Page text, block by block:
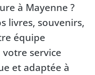
à Mayenne ?
livres, souvenirs,
équipe
votre service
et adaptée à